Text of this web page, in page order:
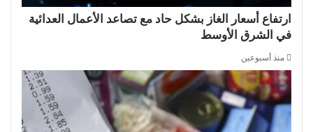
ارتفاع أسعار الغاز بشكل حاد مع تصاعد الأعمال العدائية
في الشرق الأوسط
منذ أسبوعين